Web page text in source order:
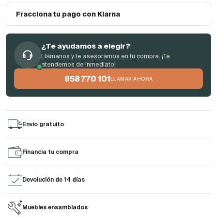
Fracciona tu pago con Klarna
¿Te ayudamos a elegir?
Llámanos y te asesoramos en tu compra. ¡Te
atendemos de inmediato!
858 770 101 LLAMAR AHORA
Envío gratuito
Financia tu compra
Devolución de 14 días
Muebles ensamblados